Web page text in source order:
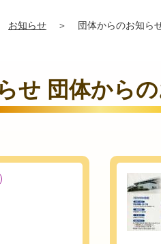
お知らせ ＞ 団体からのお知ら
せ 団体から